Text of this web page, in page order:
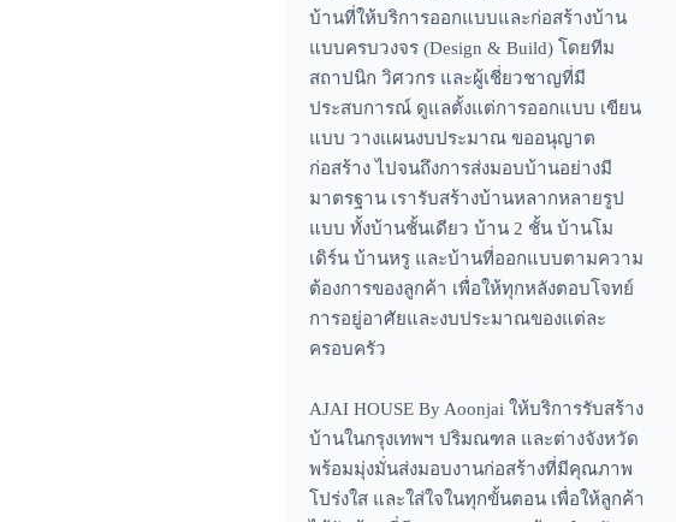
บ้านที่ให้บริการออกแบบและก่อสร้างบ้าน
แบบครบวงจร (Design & Build) โดยทีม
สถาปนิก วิศวกร และผู้เชี่ยวชาญที่มี
ประสบการณ์ ดูแลตั้งแต่การออกแบบ เขียน
แบบ วางแผนงบประมาณ ขออนุญาต
ก่อสร้าง ไปจนถึงการส่งมอบบ้านอย่างมี
มาตรฐาน เรารับสร้างบ้านหลากหลายรูป
แบบ ทั้งบ้านชั้นเดียว บ้าน 2 ชั้น บ้านโม
เดิร์น บ้านหรู และบ้านที่ออกแบบตามความ
ต้องการของลูกค้า เพื่อให้ทุกหลังตอบโจทย์
การอยู่อาศัยและงบประมาณของแต่ละ
ครอบครัว
AJAI HOUSE By Aoonjai ให้บริการรับสร้าง
บ้านในกรุงเทพฯ ปริมณฑล และต่างจังหวัด
พร้อมมุ่งมั่นส่งมอบงานก่อสร้างที่มีคุณภาพ
โปร่งใส และใส่ใจในทุกขั้นตอน เพื่อให้ลูกค้า